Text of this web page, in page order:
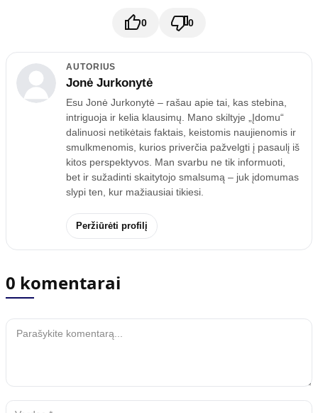
0 0
AUTORIUS
Jonė Jurkonytė
Esu Jonė Jurkonytė – rašau apie tai, kas stebina,
intriguoja ir kelia klausimų. Mano skiltyje „Įdomu“
dalinuosi netikėtais faktais, keistomis naujienomis ir
smulkmenomis, kurios priverčia pažvelgti į pasaulį iš
kitos perspektyvos. Man svarbu ne tik informuoti,
bet ir sužadinti skaitytojo smalsumą – juk įdomumas
slypi ten, kur mažiausiai tikiesi.
Peržiūrėti profilį
0 komentarai